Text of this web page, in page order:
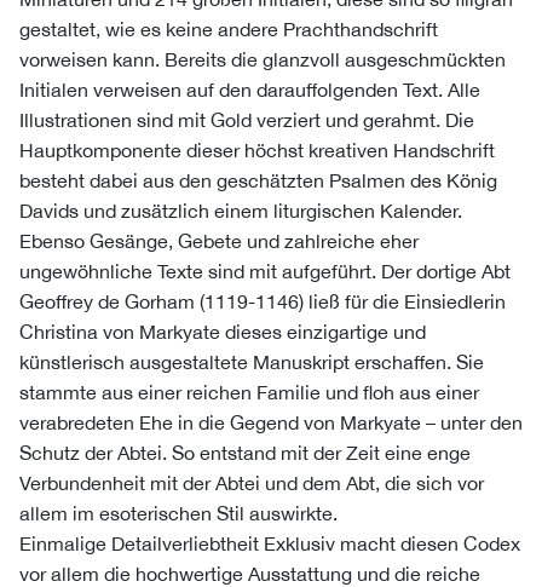
gestaltet, wie es keine andere Prachthandschrift
vorweisen kann. Bereits die glanzvoll ausgeschmückten
Initialen verweisen auf den darauffolgenden Text. Alle
Illustrationen sind mit Gold verziert und gerahmt. Die
Hauptkomponente dieser höchst kreativen Handschrift
besteht dabei aus den geschätzten Psalmen des König
Davids und zusätzlich einem liturgischen Kalender.
Ebenso Gesänge, Gebete und zahlreiche eher
ungewöhnliche Texte sind mit aufgeführt. Der dortige Abt
Geoffrey de Gorham (1119-1146) ließ für die Einsiedlerin
Christina von Markyate dieses einzigartige und
künstlerisch ausgestaltete Manuskript erschaffen. Sie
stammte aus einer reichen Familie und floh aus einer
verabredeten Ehe in die Gegend von Markyate – unter den
Schutz der Abtei. So entstand mit der Zeit eine enge
Verbundenheit mit der Abtei und dem Abt, die sich vor
allem im esoterischen Stil auswirkte.
Einmalige Detailverliebtheit Exklusiv macht diesen Codex
vor allem die hochwertige Ausstattung und die reiche